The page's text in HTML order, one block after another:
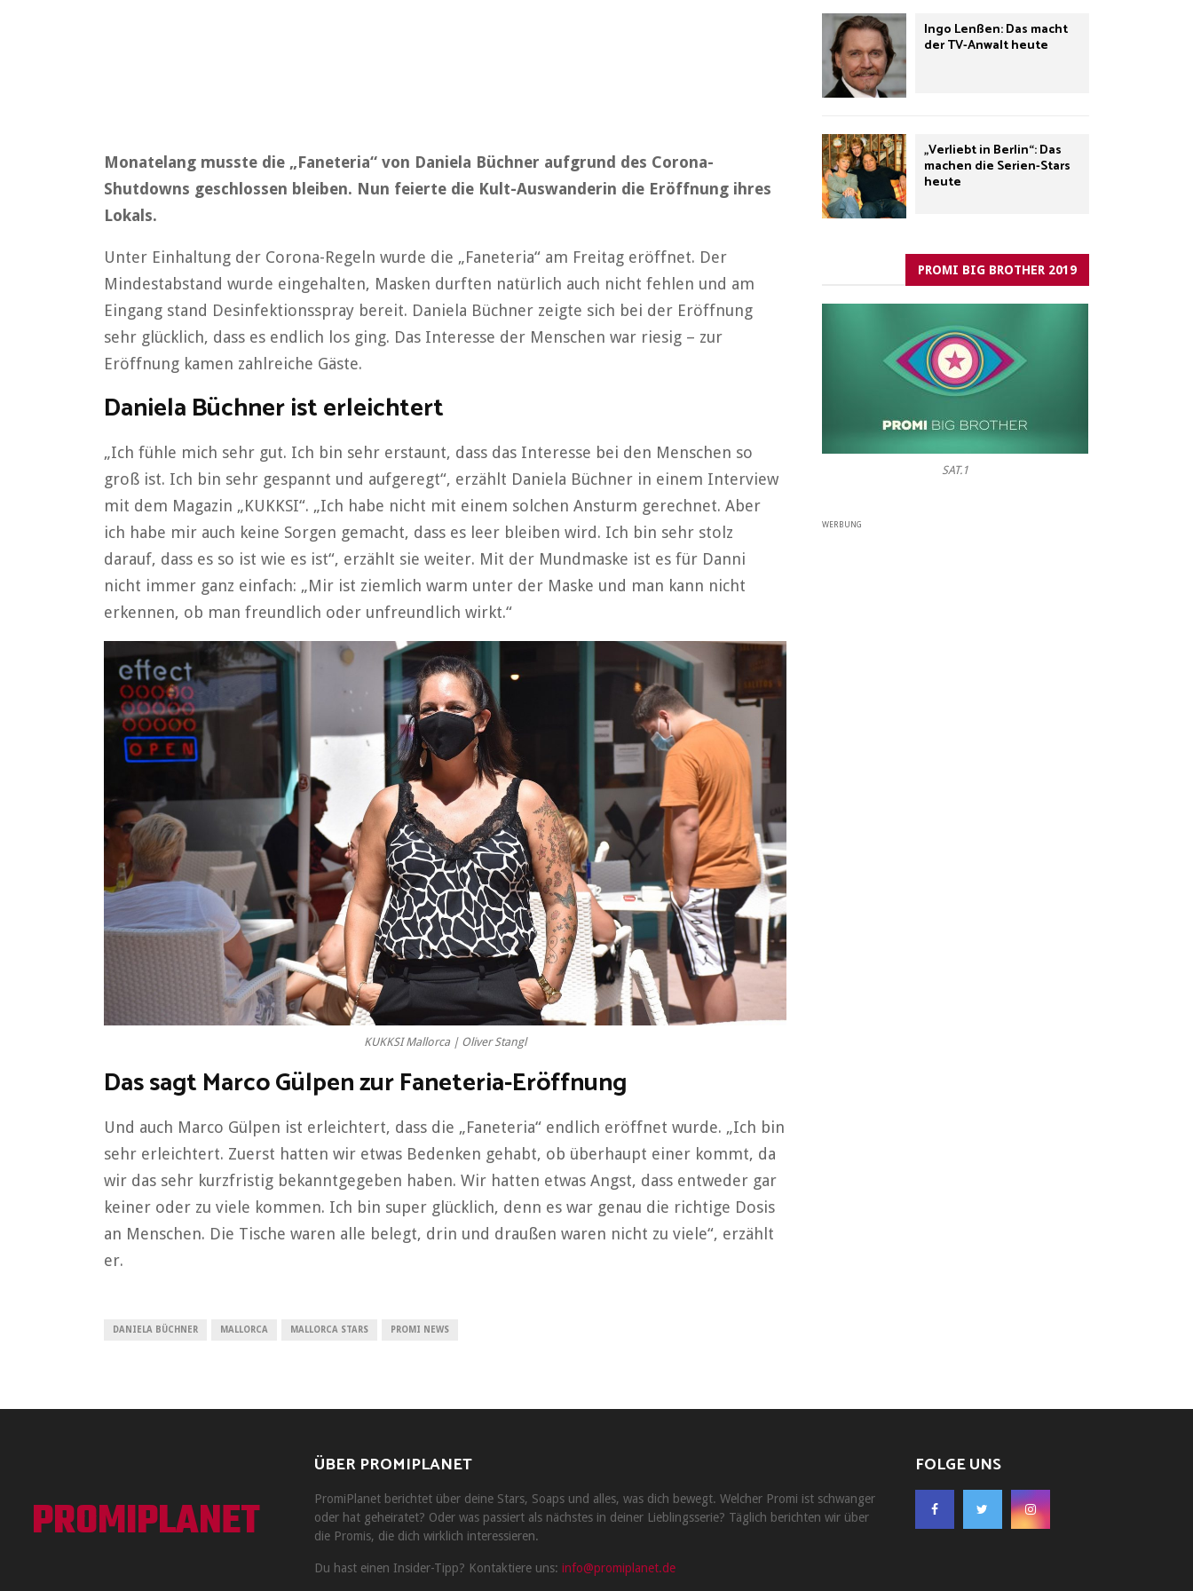
Monatelang musste die „Faneteria“ von Daniela Büchner aufgrund des Corona-
Shutdowns geschlossen bleiben. Nun feierte die Kult-Auswanderin die Eröffnung ihres
Lokals.
Unter Einhaltung der Corona-Regeln wurde die „Faneteria“ am Freitag eröffnet. Der
Mindestabstand wurde eingehalten, Masken durften natürlich auch nicht fehlen und am
Eingang stand Desinfektionsspray bereit. Daniela Büchner zeigte sich bei der Eröffnung
sehr glücklich, dass es endlich los ging. Das Interesse der Menschen war riesig – zur
Eröffnung kamen zahlreiche Gäste.
Daniela Büchner ist erleichtert
„Ich fühle mich sehr gut. Ich bin sehr erstaunt, dass das Interesse bei den Menschen so
groß ist. Ich bin sehr gespannt und aufgeregt“, erzählt Daniela Büchner in einem Interview
mit dem Magazin „KUKKSI“. „Ich habe nicht mit einem solchen Ansturm gerechnet. Aber
ich habe mir auch keine Sorgen gemacht, dass es leer bleiben wird. Ich bin sehr stolz
darauf, dass es so ist wie es ist“, erzählt sie weiter. Mit der Mundmaske ist es für Danni
nicht immer ganz einfach: „Mir ist ziemlich warm unter der Maske und man kann nicht
erkennen, ob man freundlich oder unfreundlich wirkt.“
KUKKSI Mallorca | Oliver Stangl
Das sagt Marco Gülpen zur Faneteria-Eröffnung
Und auch Marco Gülpen ist erleichtert, dass die „Faneteria“ endlich eröffnet wurde. „Ich bin
sehr erleichtert. Zuerst hatten wir etwas Bedenken gehabt, ob überhaupt einer kommt, da
wir das sehr kurzfristig bekanntgegeben haben. Wir hatten etwas Angst, dass entweder gar
keiner oder zu viele kommen. Ich bin super glücklich, denn es war genau die richtige Dosis
an Menschen. Die Tische waren alle belegt, drin und draußen waren nicht zu viele“, erzählt
er.
DANIELA BÜCHNER MALLORCA MALLORCA STARS PROMI NEWS
Ingo Lenßen: Das macht
der TV-Anwalt heute
„Verliebt in Berlin“: Das
machen die Serien-Stars
heute
PROMI BIG BROTHER 2019
SAT.1
WERBUNG
PROMIPLANET
ÜBER PROMIPLANET
PromiPlanet berichtet über deine Stars, Soaps und alles, was dich bewegt. Welcher Promi ist schwanger
oder hat geheiratet? Oder was passiert als nächstes in deiner Lieblingsserie? Täglich berichten wir über
die Promis, die dich wirklich interessieren.
Du hast einen Insider-Tipp? Kontaktiere uns: info@promiplanet.de
FOLGE UNS